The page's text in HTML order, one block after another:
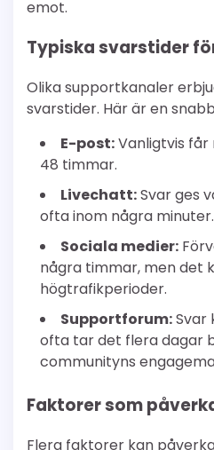
emot.
Typiska svarstider
Olika supportkanaler
svarstider. Här är en
E-post:Vanligtvis får
48 timmar.
Livechatt:Svar ges
ofta inom några minuter.
Sociala medier:
några timmar, men det
högtrafikperioder.
Supportforum:Svar
ofta tar det flera dagar
communityns
Faktorer som
Flera faktorer kan